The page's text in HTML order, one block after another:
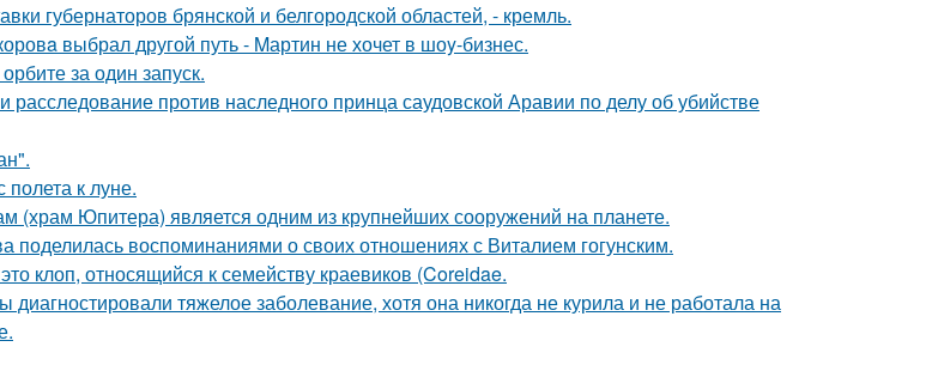
губернаторов брянской и белгородской областей, - кремль.
выбрал другой путь - Mартин не хочет в шоy-бизнес.
за один запуск.
расследование против наследного принца саудовской Аравии по делу об убийстве
к луне.
(храм Юпитера) является одним из крупнейших сооружений на планете.
поделилась воспоминаниями о своих отношениях с Виталием гогунским.
клоп, относящийся к семейству краевиков (Coreidae.
тяжелое заболевание, хотя она никогда не курила и не работала на